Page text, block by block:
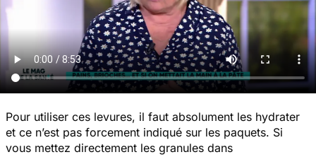
Pour utiliser ces levures, il faut absolument les hydrater
et ce n’est pas forcement indiqué sur les paquets. Si
vous mettez directement les granules dans